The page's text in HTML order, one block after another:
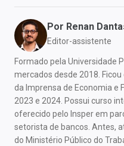
Por Renan
Editor-assistente
Formado pela Universidade
mercados desde 2018.
da Imprensa de Economia e
2023 e 2024. Possui curso
oferecido pelo Insper em
setorista de bancos. Antes,
do Ministério Público do